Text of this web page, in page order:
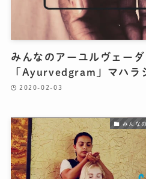
みんなのアーユルヴェー
「Ayurvedgram」マハラ
2020-02-03
みんな